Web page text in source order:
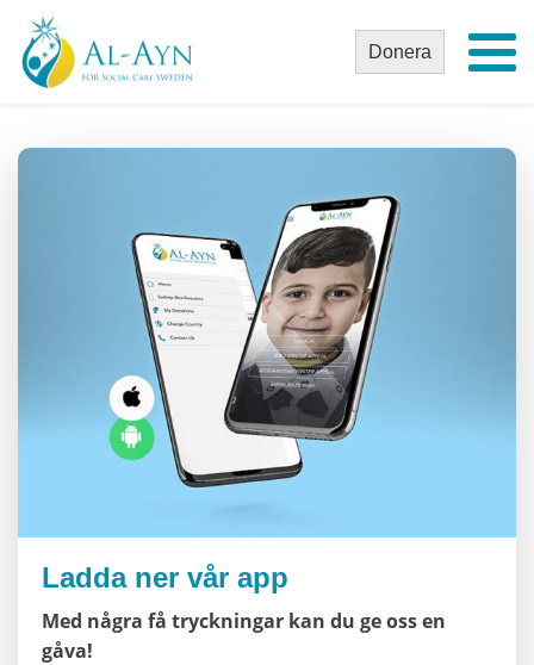
Donera
Ladda ner vår app
Med några få tryckningar kan du ge oss en
gåva!